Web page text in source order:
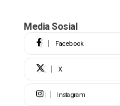
Media Sosial
Facebook
X
Instagram